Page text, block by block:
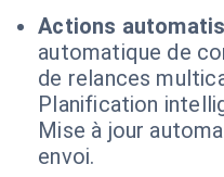
Actions
automatique de
de relances
Planification
Mise à jour
envoi.